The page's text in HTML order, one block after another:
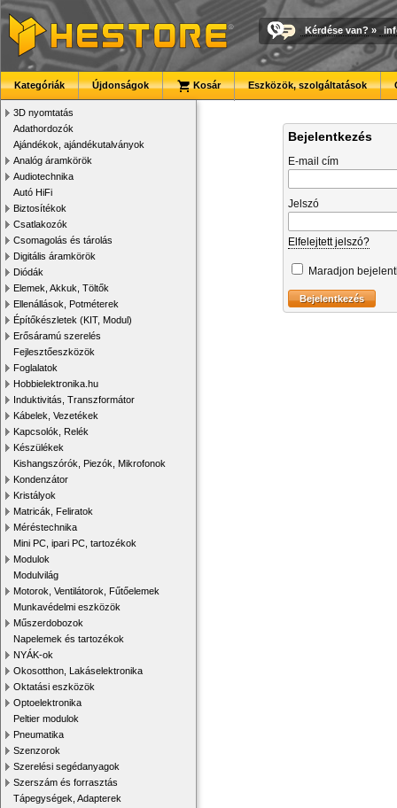
Kérdése van? »
Kategóriák Újdonságok Kosár Eszközök, szolgáltatások
3D nyomtatás
Adathordozók
Ajándékok, ajándékutalványok
Analóg áramkörök
Audiotechnika
Autó HiFi
Biztosítékok
Csatlakozók
Csomagolás és tárolás
Digitális áramkörök
Diódák
Elemek, Akkuk, Töltők
Ellenállások, Potméterek
Építőkészletek (KIT, Modul)
Erősáramú szerelés
Fejlesztőeszközök
Foglalatok
Hobbielektronika.hu
Induktivitás, Transzformátor
Kábelek, Vezetékek
Kapcsolók, Relék
Készülékek
Kishangszórók, Piezók, Mikrofonok
Kondenzátor
Kristályok
Matricák, Feliratok
Méréstechnika
Mini PC, ipari PC, tartozékok
Modulok
Modulvilág
Motorok, Ventilátorok, Fűtőelemek
Munkavédelmi eszközök
Műszerdobozok
Napelemek és tartozékok
NYÁK-ok
Okosotthon, Lakáselektronika
Oktatási eszközök
Optoelektronika
Peltier modulok
Pneumatika
Szenzorok
Szerelési segédanyagok
Szerszám és forrasztás
Tápegységek, Adapterek
Bejelentkezés
E-mail cím
Jelszó
Elfelejtett jelszó?
Maradjon